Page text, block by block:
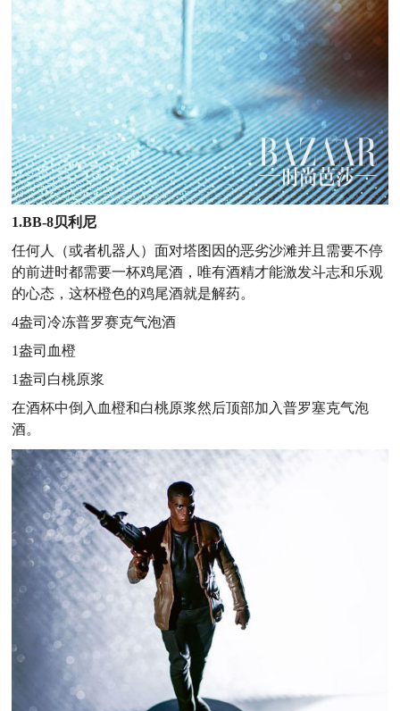
1.BB-8贝利尼
任何人（或者机器人）面对塔图因的恶劣沙滩并且需要不停
的前进时都需要一杯鸡尾酒，唯有酒精才能激发斗志和乐观
的心态，这杯橙色的鸡尾酒就是解药。
4盎司冷冻普罗赛克气泡酒
1盎司血橙
1盎司白桃原浆
在酒杯中倒入血橙和白桃原浆然后顶部加入普罗塞克气泡
酒。